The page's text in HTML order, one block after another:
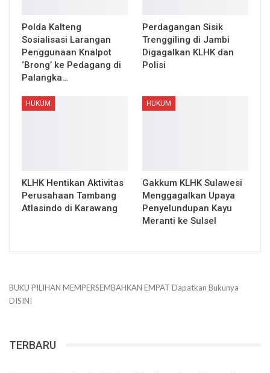
Polda Kalteng
Sosialisasi Larangan
Penggunaan Knalpot
‘Brong’ ke Pedagang di
Palangka…
Perdagangan Sisik
Trenggiling di Jambi
Digagalkan KLHK dan
Polisi
HUKUM
KLHK Hentikan Aktivitas
Perusahaan Tambang
Atlasindo di Karawang
HUKUM
Gakkum KLHK Sulawesi
Menggagalkan Upaya
Penyelundupan Kayu
Meranti ke Sulsel
BUKU PILIHAN MEMPERSEMBAHKAN EMPAT Dapatkan Bukunya
DISINI
TERBARU